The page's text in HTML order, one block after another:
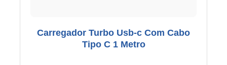
Carregador Turbo Usb-c Com Cabo
Tipo C 1 Metro